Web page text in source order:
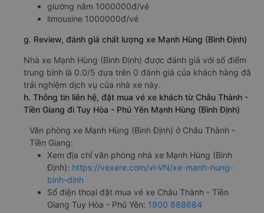
giường nằm 1000000đ/vé
limousine 1000000đ/vé
g. Review, đánh giá chất lượng xe Mạnh Hùng (Bình Định)
Nhà xe Mạnh Hùng (Bình Định) được đánh giá với số điểm
trung bình là 0.0/5 dựa trên 0 đánh giá của khách hàng đã
trải nghiệm dịch vụ của nhà xe này.
h. Thông tin liên hệ, đặt mua vé xe khách từ Châu Thành -
Tiền Giang đi Tuy Hòa - Phú Yên Mạnh Hùng (Bình Định)
Văn phòng xe Mạnh Hùng (Bình Định) ở Châu Thành -
Tiền Giang:
Xem địa chỉ văn phòng nhà xe Mạnh Hùng (Bình
Định): https://vexere.com/vi-VN/xe-manh-hung-
binh-dinh
Số điện thoại đặt mua vé xe Châu Thành - Tiền
Giang Tuy Hòa - Phú Yên: 1900 888684